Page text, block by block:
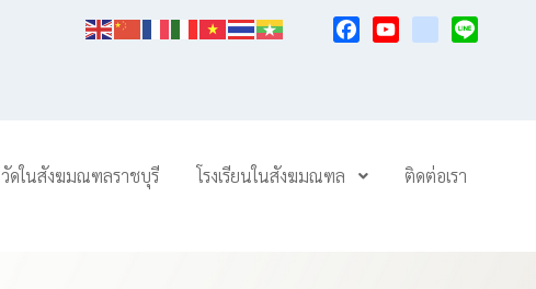
วัดในสังฆมณฑลราชบุรี โรงเรียนในสังฆมณฑล ติดต่อเรา